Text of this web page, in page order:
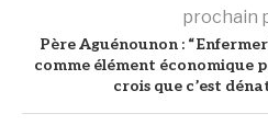
prochain
Père Aguénounon :
comme élément économique
crois que c’est